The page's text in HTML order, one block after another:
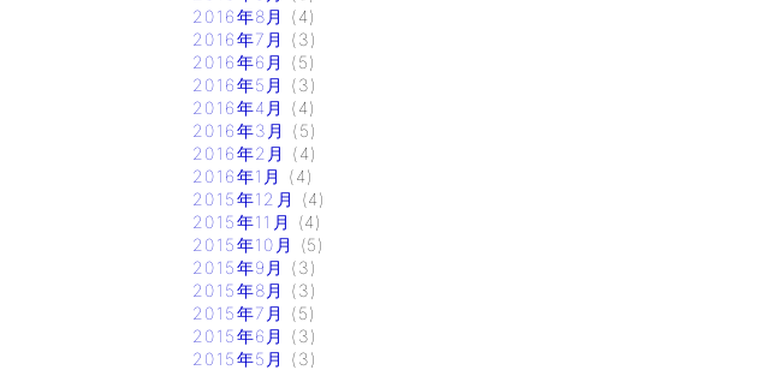
2016年8月
(4)
2016年7月
(3)
2016年6月
(5)
2016年5月
(3)
2016年4月
(4)
2016年3月
(5)
2016年2月
(4)
2016年1月
(4)
2015年12月
(4)
2015年11月
(4)
2015年10月
(5)
2015年9月
(3)
2015年8月
(3)
2015年7月
(5)
2015年6月
(3)
2015年5月
(3)